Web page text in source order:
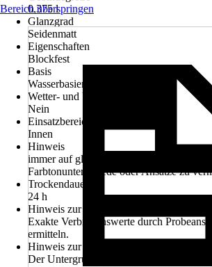
0,375 l
Glanzgrad
Seidenmatt
Eigenschaften
Blockfest
Basis
Wasserbasierend
Wetter- und UV-Beständigkeit
Nein
Einsatzbereich
Innen
Hinweis
immer auf gleiche
Farbtonunterschiede oder Ansätze zu
Trockendauer ca.
24 h
Hinweis zur Reichweite
Exakte Verbrauchswerte durch
ermitteln.
Hinweis zur Untergrundvorbehandlung
Der Untergrund muss sauber, trocken,
Bereich überspringen